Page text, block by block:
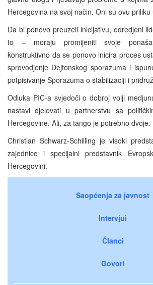
Hercegovina na svoj način. Oni su ovu priliku
Da bi ponovo preuzeli inicijativu, odredjeni
to – moraju promijeniti svoje
konstruktivno da se ponovo inicira proces
sprovodjenje Dejtonskog sporazuma i
potpisivanje Sporazuma o stabilizaciji i
Odluka PIC-a svjedoči o dobroj volji
nastavi djelovati u partnerstvu sa
Hercegovine. Ali, za tango je potrebno dvoje.
Christian Schwarz-Schilling je visoki
zajednice i specijalni predstavnik
Hercegovini.
Saopćenja za javnost
Intervjui
Članci
Govori